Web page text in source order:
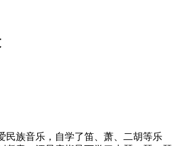
民族音乐，自学了笛、萧、二胡等乐